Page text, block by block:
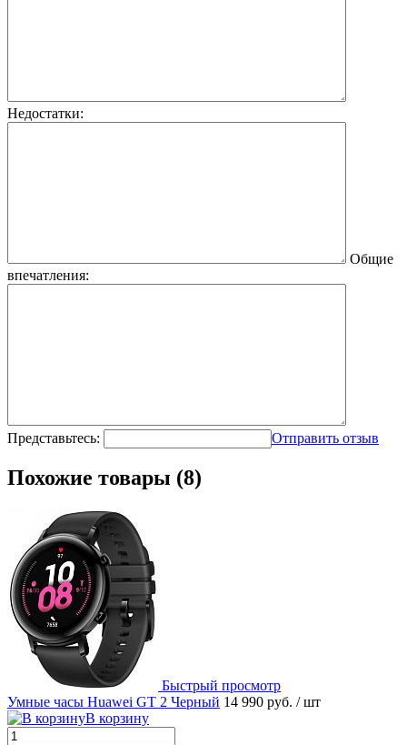
Недостатки:
Общие
впечатления:
Представьтесь: Отправить отзыв
Похожие товары (8)
Быстрый просмотр
Умные часы Huawei GT 2 Черный 14 990 руб. / шт
В корзину